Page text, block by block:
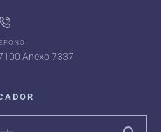
Anexo 7337